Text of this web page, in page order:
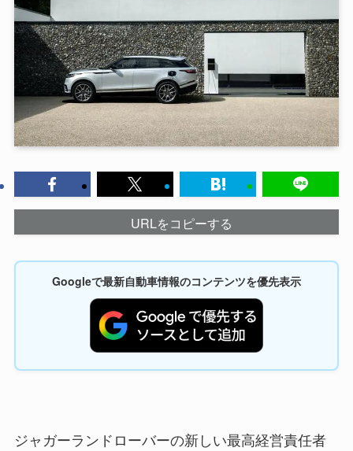
URLをコピーする
Googleで最新自動車情報のコンテンツを優先表示
ジャガーランドローバーの新しい最高経営責任者